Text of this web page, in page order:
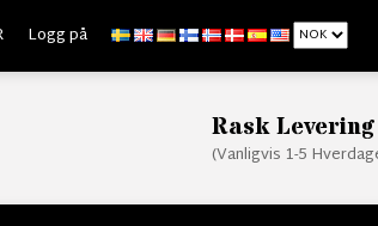
Logg på
Rask Levering
(Vanligvis 1-5